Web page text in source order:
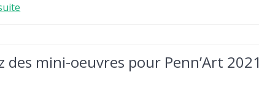
des mini-oeuvres pour Penn’Art 2021